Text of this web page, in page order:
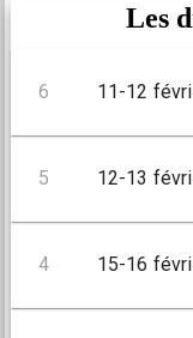
Les
6 11-12
5 12-13
4 15-16